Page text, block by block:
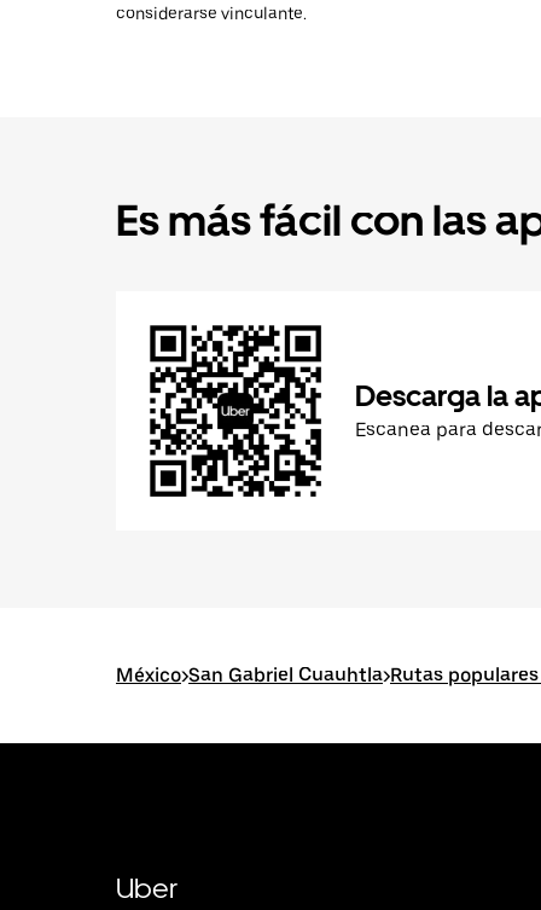
considerarse vinculante.
Es más fácil con las
Descarga la
Escanea para
México>San Gabriel Cuauhtla>Rutas
Uber